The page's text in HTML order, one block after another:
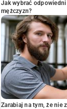
Jak wybrać
mężczyzn?
Zarabiaj na tym, że nie